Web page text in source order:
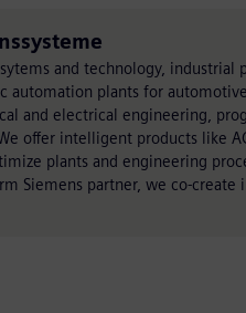
and technology, industrial
plants for
and electrical engineering,
offer intelligent products like
plants and engineering
Siemens partner, we co-